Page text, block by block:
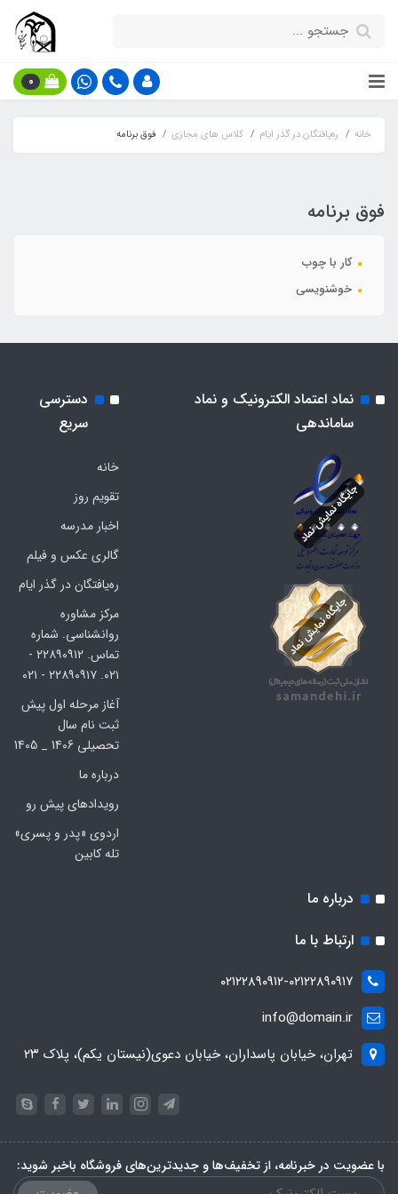
0
خانه ره‌یافتگان در گذر ایام کلاس های مجازی فوق برنامه
فوق برنامه
کار با چوب
خوشنویسی
نماد اعتماد الکترونیک و نماد
ساماندهی
دسترسی
سریع
خانه
تقویم روز
اخبار مدرسه
گالری عکس و فیلم
ره‌یافتگان در گذر ایام
مرکز مشاوره
روانشناسی. شماره
تماس. ۲۲۸۹۰۹۱۲ -
۰۲۱. ۲۲۸۹۰۹۱۷ - ۰۲۱
آغاز مرحله اول پیش
ثبت نام سال
تحصیلی 1406 _ 1405
درباره ما
رویدادهای پیش رو
اردوی «پدر و پسری»
تله کابین
درباره ما
ارتباط با ما
۰۲۱۲۲۸۹۰۹۱۲-۰۲۱۲۲۸۹۰۹۱۷
info@domain.ir
تهران، خیابان پاسداران، خیابان دعوی(نیستان یکم)، پلاک ۲۳
با عضویت در خبرنامه، از تخفیف‌ها و جدیدترین‌های فروشگاه باخبر شوید: